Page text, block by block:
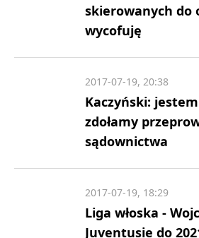
skierowanych do
wycofuję
Kaczyński:
zdołamy
sądownictwa
2017-07-19, 20:38
Liga włoska -
Juventusie do
2017-07-19, 18:29